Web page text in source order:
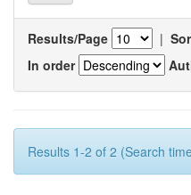
Results/Page |
In order
Results 1-2 of 2 (Search